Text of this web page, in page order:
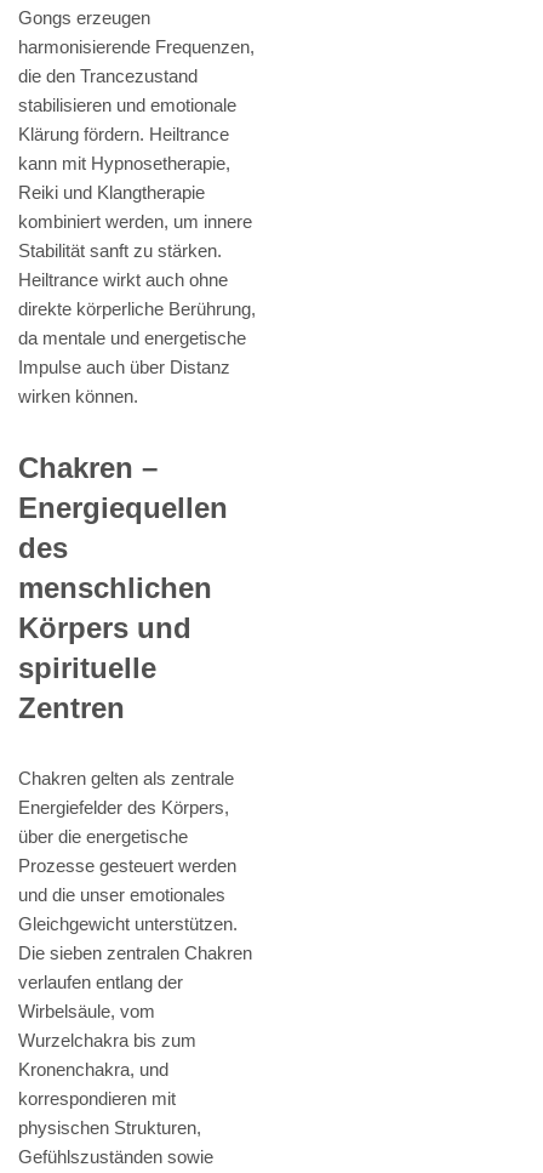
Gongs erzeugen
harmonisierende Frequenzen,
die den Trancezustand
stabilisieren und emotionale
Klärung fördern. Heiltrance
kann mit Hypnosetherapie,
Reiki und Klangtherapie
kombiniert werden, um innere
Stabilität sanft zu stärken.
Heiltrance wirkt auch ohne
direkte körperliche Berührung,
da mentale und energetische
Impulse auch über Distanz
wirken können.
Chakren –
Energiequellen
des
menschlichen
Körpers und
spirituelle
Zentren
Chakren gelten als zentrale
Energiefelder des Körpers,
über die energetische
Prozesse gesteuert werden
und die unser emotionales
Gleichgewicht unterstützen.
Die sieben zentralen Chakren
verlaufen entlang der
Wirbelsäule, vom
Wurzelchakra bis zum
Kronenchakra, und
korrespondieren mit
physischen Strukturen,
Gefühlszuständen sowie